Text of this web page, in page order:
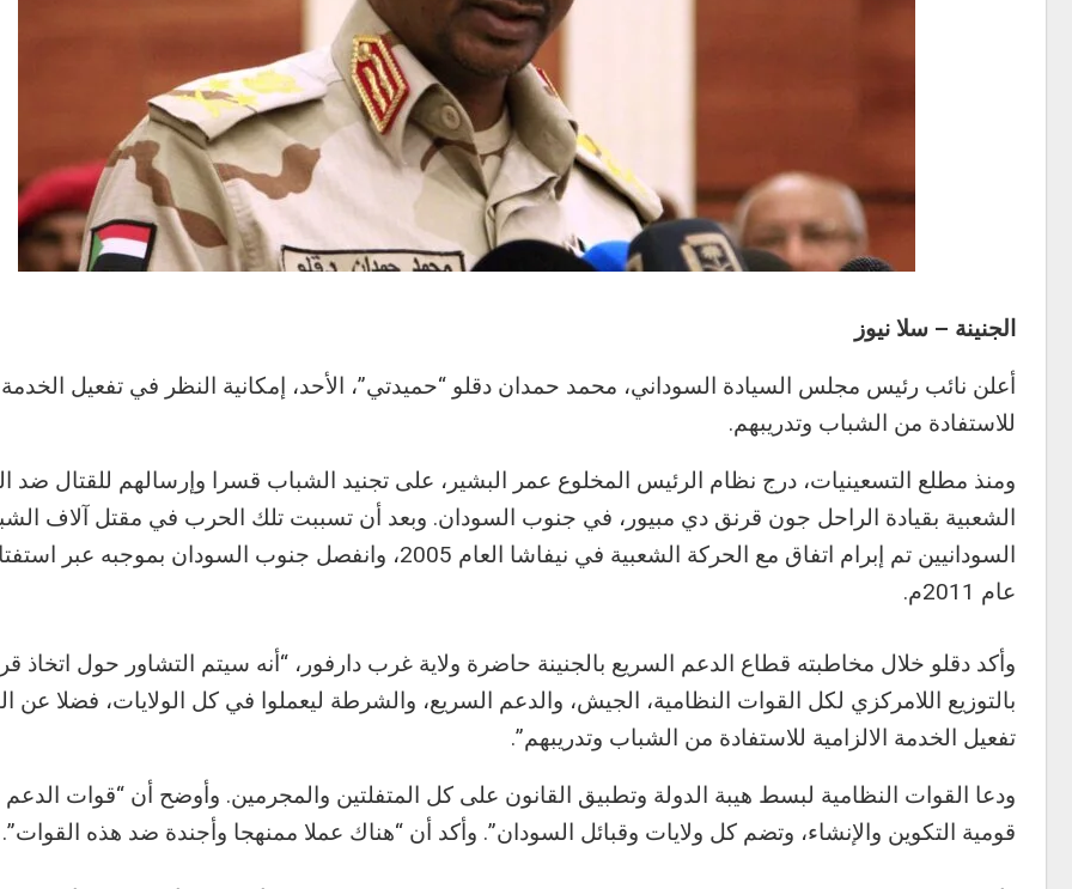
الجنينة – سلا نيوز
أعلن نائب رئيس مجلس السيادة السوداني، محمد حمدان دقلو “حميدتي”، الأحد، إمكانية النظر في تفعيل الخدمة
للاستفادة من الشباب وتدريبهم.
ومنذ مطلع التسعينيات، درج نظام الرئيس المخلوع عمر البشير، على تجنيد الشباب قسرا وإرسالهم للقتال ضد
الشعبية بقيادة الراحل جون قرنق دي مبيور، في جنوب السودان. وبعد أن تسببت تلك الحرب في مقتل آلاف
السودانيين تم إبرام اتفاق مع الحركة الشعبية في نيفاشا العام 2005، وانفصل جنوب السودان
عام 2011م.
وأكد دقلو خلال مخاطبته قطاع الدعم السريع بالجنينة حاضرة ولاية غرب دارفور، “أنه سيتم التشاور حول اتخاذ
بالتوزيع اللامركزي لكل القوات النظامية، الجيش، والدعم السريع، والشرطة ليعملوا في كل الولايات، فضلا عن
تفعيل الخدمة الالزامية للاستفادة من الشباب وتدريبهم”.
ودعا القوات النظامية لبسط هيبة الدولة وتطبيق القانون على كل المتفلتين والمجرمين. وأوضح أن “قوات الدعم
قومية التكوين والإنشاء، وتضم كل ولايات وقبائل السودان”. وأكد أن “هناك عملا ممنهجا وأجندة ضد هذه القوات”.